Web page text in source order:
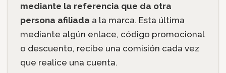
mediante la referencia que da otra
persona afiliada a la marca. Esta última
mediante algún enlace, código promocional
o descuento, recibe una comisión cada vez
que realice una cuenta.